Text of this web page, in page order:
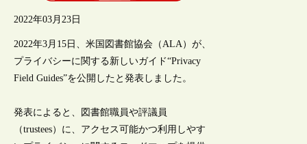
2022年03月23日
2022年3月15日、米国図書館協会（ALA）が、
プライバシーに関する新しいガイド“Privacy
Field Guides”を公開したと発表しました。
発表によると、図書館職員や評議員
（trustees）に、アクセス可能かつ利用しやす